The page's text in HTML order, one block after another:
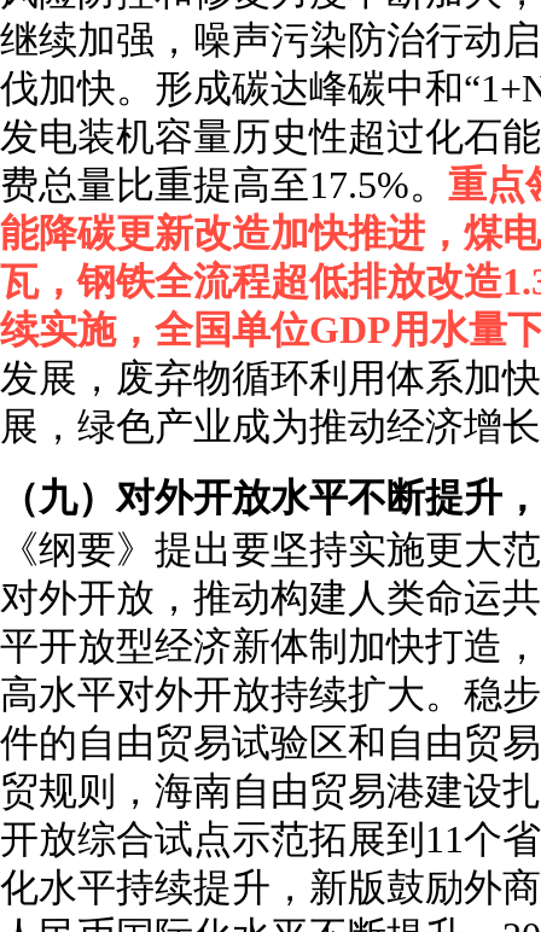
继续加强，噪声污染防治行动
伐加快。形成碳达峰碳中和
发电装机容量历史性超过化石
费总量比重提高至17.5%。 重点
能降碳更新改造加快推进，煤
瓦，钢铁全流程超低排放改造
续实施，全国单位GDP用水量
发展，废弃物循环利用体系加
展，绿色产业成为推动经济增
（九）对外开放水平不断提升
《纲要》提出要坚持实施更大
对外开放，推动构建人类命运
平开放型经济新体制加快打造
高水平对外开放持续扩大。稳
件的自由贸易试验区和自由贸
贸规则，海南自由贸易港建设
开放综合试点示范拓展到11个
化水平持续提升，新版鼓励外